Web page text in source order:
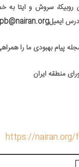
روبیکا، سروش و ایتا به
ایمیلpb@nairan.org
پیام بهبودی ما را
منطقه ایران
https://